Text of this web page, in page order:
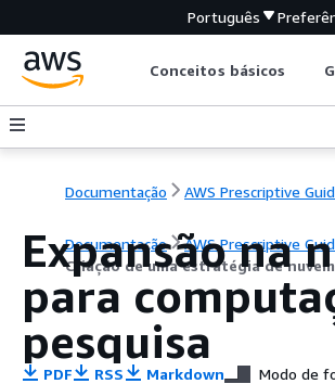
Português
Conceitos básicos
Documentação AWS Prescriptive
Documentação
AWS Prescriptive
Criação de uma estratégia de
Expansão na
para
pesquisa
PDF RSS Markdown Modo de